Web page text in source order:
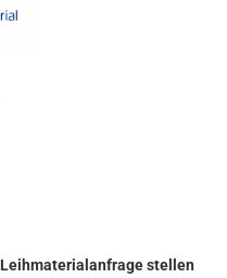
Leihmaterialanfrage stellen